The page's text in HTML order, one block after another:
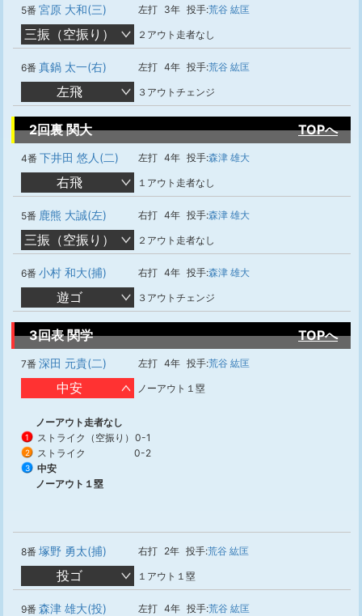
5番 宮原 大和(三) 左打 3年 投手:荒谷 紘匡
三振（空振り） ２アウト走者なし
6番 真鍋 太一(右) 左打 4年 投手:荒谷 紘匡
左飛 ３アウトチェンジ
2回裏 関大 TOPへ
4番 下井田 悠人(二) 左打 4年 投手:森津 雄大
右飛 １アウト走者なし
5番 鹿熊 大誠(左) 右打 4年 投手:森津 雄大
三振（空振り） ２アウト走者なし
6番 小村 和大(捕) 右打 4年 投手:森津 雄大
遊ゴ ３アウトチェンジ
3回表 関学 TOPへ
7番 深田 元貴(二) 左打 4年 投手:荒谷 紘匡
中安 ノーアウト１塁
ノーアウト走者なし
1 ストライク（空振り） 0-1
2 ストライク 0-2
3
中安
ノーアウト１塁
8番 塚野 勇太(捕) 右打 2年 投手:荒谷 紘匡
投ゴ １アウト１塁
9番 森津 雄大(投) 左打 4年 投手:荒谷 紘匡